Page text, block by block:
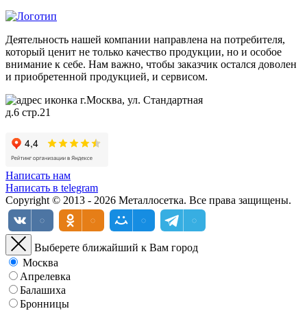
Деятельность нашей компании направлена на потребителя,
который ценит не только качество продукции, но и особое
внимание к себе. Нам важно, чтобы заказчик остался доволен
и приобретенной продукцией, и сервисом.
г.Москва, ул. Стандартная
д.6 стр.21
Написать нам
Написать в telegram
Copyright © 2013 - 2026 Металлосетка. Все права защищены.
Выберете ближайший к Вам город
Москва
Апрелевка
Балашиха
Бронницы